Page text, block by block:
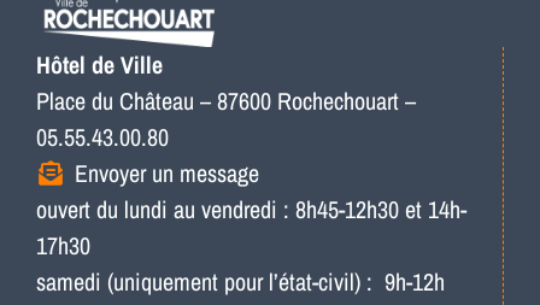
Hôtel de Ville
Place du Château – 87600 Rochechouart –
05.55.43.00.80
Envoyer un message
ouvert du lundi au vendredi : 8h45-12h30 et 14h-
17h30
samedi (uniquement pour l’état-civil) : 9h-12h